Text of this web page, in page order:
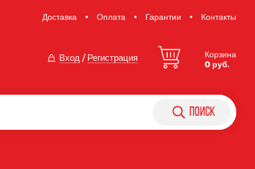
Доставка Оплата Гарантии Контакты
Вход / Регистрация
Корзина
0 руб.
поиск